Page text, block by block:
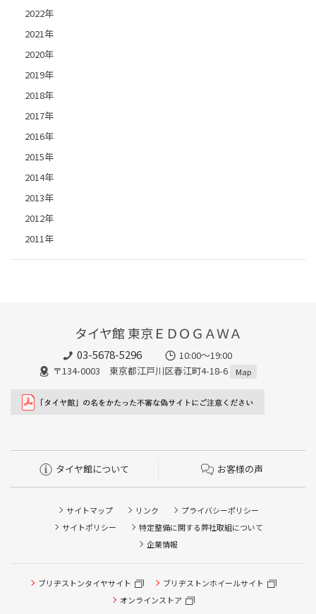
2022年
2021年
2020年
2019年
2018年
2017年
2016年
2015年
2014年
2013年
2012年
2011年
タイヤ館 東京ＥＤＯＧＡＷＡ
03-5678-5296
10:00～19:00
〒134-0003 東京都江戸川区春江町4-18-6
Map
タイヤ館について お客様の声
サイトマップ リンク
プライバシーポリシー
サイトポリシー
特定整備に関する弊社取組について
企業情報
ブリヂストンタイヤサイト
ブリヂストンホイールサイト
オンラインストア